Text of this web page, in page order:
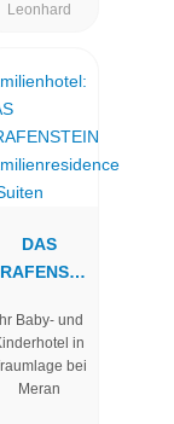
Leonhard
DAS
Suiten
Ihr Baby- und
in
bei
Meran